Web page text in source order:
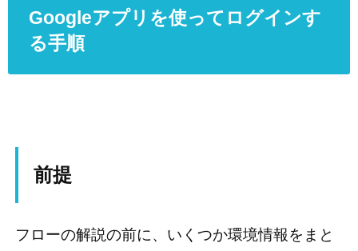
Googleアプリを使ってログインす
る手順
前提
フローの解説の前に、いくつか環境情報をまと